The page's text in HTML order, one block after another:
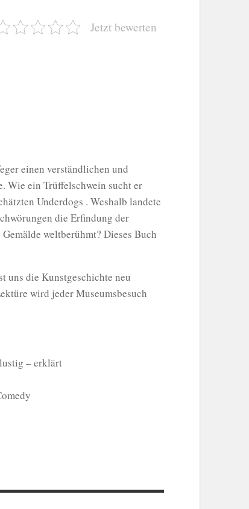
Jetzt bewerten
einen verständlichen und
Wie ein Trüffelschwein sucht er
Underdogs . Weshalb landete
die Erfindung der
weltberühmt? Dieses Buch
uns die Kunstgeschichte neu
wird jeder Museumsbesuch
– erklärt